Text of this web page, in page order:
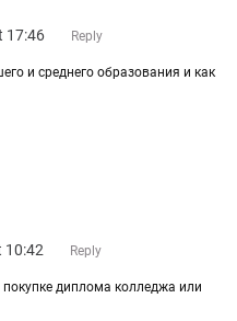
17:46 Reply
и среднего образования и как
Reply
диплома колледжа или